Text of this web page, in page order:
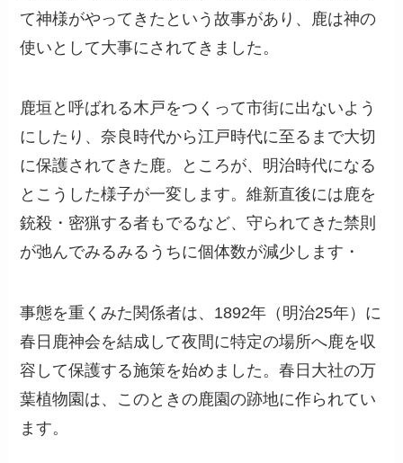
て神様がやってきたという故事があり、鹿は神の
使いとして大事にされてきました。
鹿垣と呼ばれる木戸をつくって市街に出ないよう
にしたり、奈良時代から江戸時代に至るまで大切
に保護されてきた鹿。ところが、明治時代になる
とこうした様子が一変します。維新直後には鹿を
銃殺・密猟する者もでるなど、守られてきた禁則
が弛んでみるみるうちに個体数が減少します・
事態を重くみた関係者は、1892年（明治25年）に
春日鹿神会を結成して夜間に特定の場所へ鹿を収
容して保護する施策を始めました。春日大社の万
葉植物園は、このときの鹿園の跡地に作られてい
ます。